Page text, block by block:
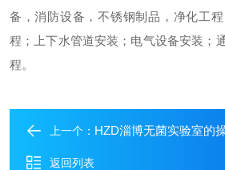
备，消防设备，不锈钢制品，净化工
程；上下水管道安装；电气设备安装；
程。
上一个： HZD淄博无菌实验室的
返回列表